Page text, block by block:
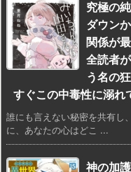
究極の
ダウン
関係が
全読者
う名の
すぐこの中毒性に溺れ
誰にも言えない秘密を共有し
に、あなたの心はどこ ...
神の加